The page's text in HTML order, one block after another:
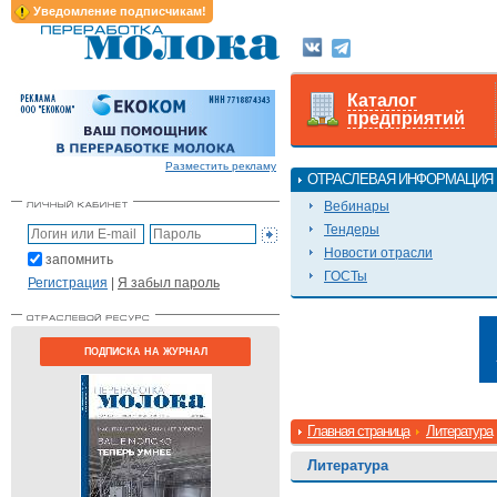
Уведомление подписчикам!
Разместить рекламу
запомнить
Регистрация | Я забыл пароль
ПОДПИСКА НА ЖУРНАЛ
Каталог
предприятий
ОТРАСЛЕВАЯ ИНФОРМАЦИЯ
Вебинары
Тендеры
Новости отрасли
ГОСТы
Главная страница Литература
Литература